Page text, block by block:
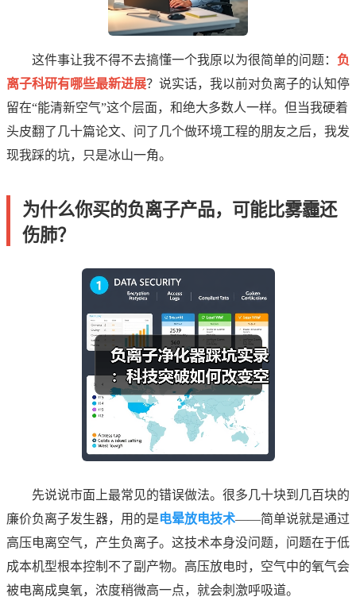
这件事让我不得不去搞懂一个我原以为很简单的问题： 负
离子科研有哪些最新进展？说实话，我以前对负离子的认知停
留在“能清新空气”这个层面，和绝大多数人一样。但当我硬着
头皮翻了几十篇论文、问了几个做环境工程的朋友之后，我发
现我踩的坑，只是冰山一角。
为什么你买的负离子产品，可能比雾霾还
伤肺？
先说说市面上最常见的错误做法。很多几十块到几百块的
廉价负离子发生器，用的是电晕放电技术——简单说就是通过
高压电离空气，产生负离子。这技术本身没问题，问题在于低
成本机型根本控制不了副产物。高压放电时，空气中的氧气会
被电离成臭氧，浓度稍微高一点，就会刺激呼吸道。